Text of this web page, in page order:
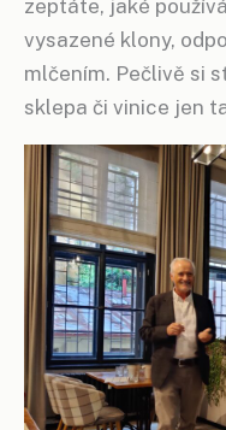
zeptáte, jaké
vysazené klony,
mlčením. Pečlivě si
sklepa či vinice jen